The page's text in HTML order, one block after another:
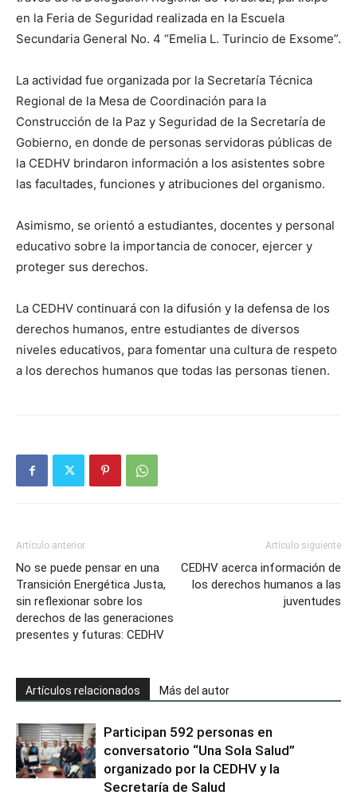
en la Feria de Seguridad realizada en la Escuela
Secundaria General No. 4 “Emelia L. Turincio de Exsome”.
La actividad fue organizada por la Secretaría Técnica
Regional de la Mesa de Coordinación para la
Construcción de la Paz y Seguridad de la Secretaría de
Gobierno, en donde de personas servidoras públicas de
la CEDHV brindaron información a los asistentes sobre
las facultades, funciones y atribuciones del organismo.
Asimismo, se orientó a estudiantes, docentes y personal
educativo sobre la importancia de conocer, ejercer y
proteger sus derechos.
La CEDHV continuará con la difusión y la defensa de los
derechos humanos, entre estudiantes de diversos
niveles educativos, para fomentar una cultura de respeto
a los derechos humanos que todas las personas tienen.
Artículo anterior
No se puede pensar en una
Transición Energética Justa,
sin reflexionar sobre los
derechos de las generaciones
presentes y futuras: CEDHV
Artículo siguiente
CEDHV acerca información de
los derechos humanos a las
juventudes
Artículos relacionados Más del autor
Participan 592 personas en
conversatorio “Una Sola Salud”
organizado por la CEDHV y la
Secretaría de Salud